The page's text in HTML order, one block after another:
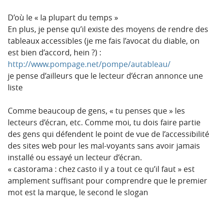
D’où le « la plupart du temps »
En plus, je pense qu’il existe des moyens de rendre des
tableaux accessibles (je me fais l’avocat du diable, on
est bien d’accord, hein ?) :
http://www.pompage.net/pompe/autableau/
je pense d’ailleurs que le lecteur d’écran annonce une
liste
Comme beaucoup de gens, « tu penses que » les
lecteurs d’écran, etc. Comme moi, tu dois faire partie
des gens qui défendent le point de vue de l’accessibilité
des sites web pour les mal-voyants sans avoir jamais
installé ou essayé un lecteur d’écran.
« castorama : chez casto il y a tout ce qu’il faut » est
amplement suffisant pour comprendre que le premier
mot est la marque, le second le slogan